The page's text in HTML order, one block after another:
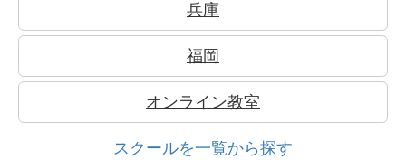
兵庫
福岡
オンライン教室
スクールを一覧から探す